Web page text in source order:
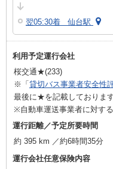
翌05:30着 仙台駅
利用予定運行会社
桜交通★(233)
※「 貸切バス事業者安全性
最後に★を記載しております
※自動車運送事業者に対す
運行距離／予定所要時間
約 395 km ／約6時間35分
運行会社任意保険内容